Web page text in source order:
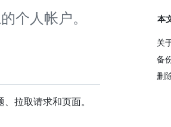
个人帐户。 本
关
备
删
拉取请求和页面。